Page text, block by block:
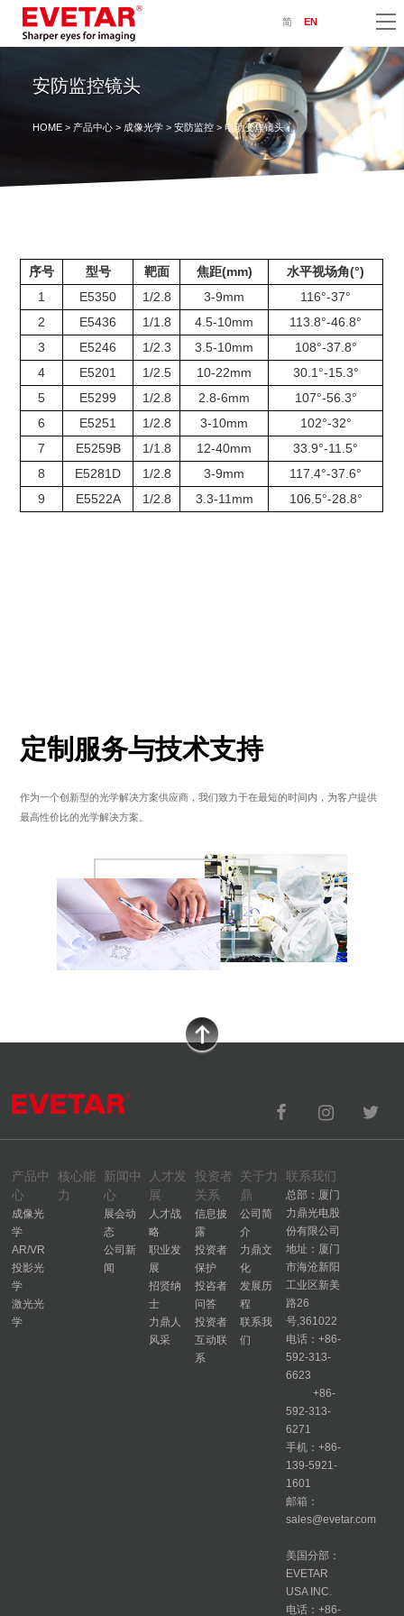
简 EN
安防监控镜头
HOME> 产品中心> 成像光学> 安防监控> 电动变焦镜头
序号 型号 靶面 焦距(mm)
水平视场角(°)
1
E5350 1/2.8 3-9mm
116°-37°
2
E5436 1/1.8 4.5-10mm
113.8°-46.8°
3
E5246 1/2.3 3.5-10mm
108°-37.8°
4
E5201 1/2.5 10-22mm
30.1°-15.3°
5
E5299 1/2.8 2.8-6mm
107°-56.3°
6
E5251 1/2.8 3-10mm
102°-32°
7
E5259B 1/1.8 12-40mm
33.9°-11.5°
8
E5281D 1/2.8 3-9mm
117.4°-37.6°
9
E5522A 1/2.8 3.3-11mm 106.5°-28.8°
定制服务与技术支持
作为一个创新型的光学解决方案供应商，我们致力于在最短的时间内，为客户提供
最高性价比的光学解决方案。
产品中
心
成像光
学
AR/VR
投影光
学
激光光
学
核心能
力
新闻中
心
展会动
态
公司新
闻
人才发
展
人才战
略
职业发
展
招贤纳
士
力鼎人
风采
投资者
关系
信息披
露
投资者
保护
投咨者
问答
投资者
互动联
系
关于力
鼎
公司简
介
力鼎文
化
发展历
程
联系我
们
联系我们
总部：厦门
力鼎光电股
份有限公司
地址：厦门
市海沧新阳
工业区新美
路26
号,361022
电话：+86-
592-313-
6623
+86-
592-313-
6271
手机：+86-
139-5921-
1601
邮箱：
sales@evetar.com
美国分部：
EVETAR
USA INC.
电话：+86-